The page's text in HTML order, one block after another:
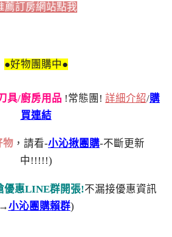
薦訂房網站點我
●好物團購中●
具/廚房用品 !常態團! 詳細介紹/購
買連結
物 ，請看-小沁揪團購-不斷更新
中!!!!!)
優惠LINE群開張!不漏接優惠資訊
→小沁團購賴群)